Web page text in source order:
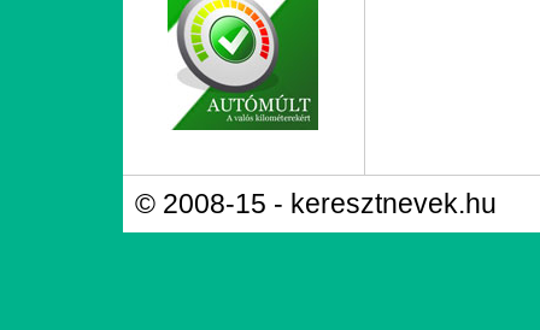
© 2008-15 - keresztnevek.hu